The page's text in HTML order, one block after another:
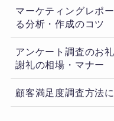
マーケティングレポ
る分析・作成のコツ
アンケート調査のお
謝礼の相場・マナー
顧客満足度調査方法